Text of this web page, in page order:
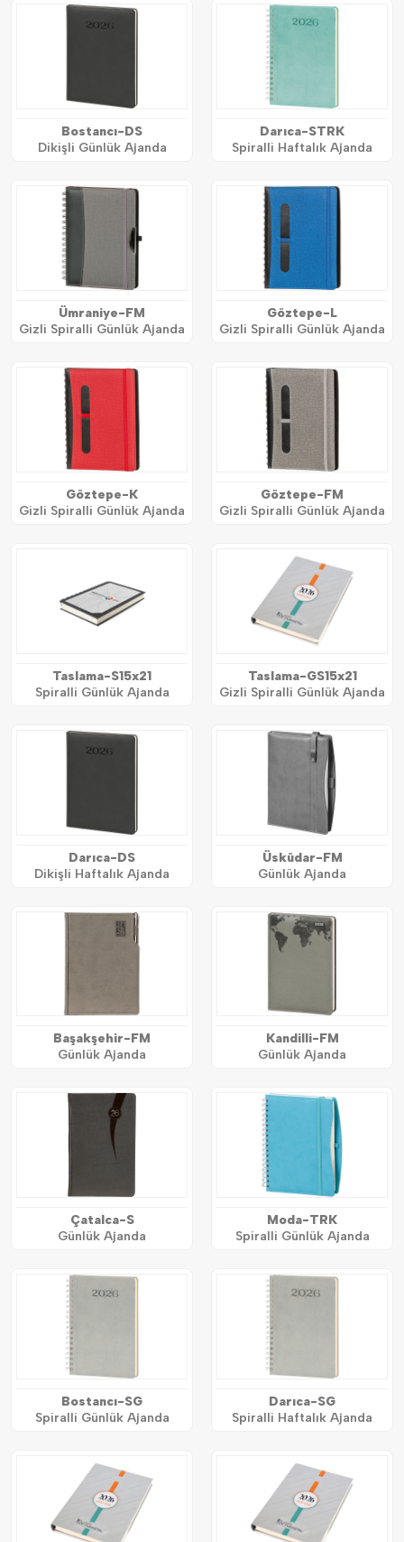
Bostancı-DS
Dikişli Günlük Ajanda
Darıca-STRK
Spiralli Haftalık Ajanda
Ümraniye-FM
Gizli Spiralli Günlük Ajanda
Göztepe-L
Gizli Spiralli Günlük Ajanda
Göztepe-K
Gizli Spiralli Günlük Ajanda
Göztepe-FM
Gizli Spiralli Günlük Ajanda
Taslama-S15x21
Spiralli Günlük Ajanda
Taslama-GS15x21
Gizli Spiralli Günlük Ajanda
Darıca-DS
Dikişli Haftalık Ajanda
Üsküdar-FM
Günlük Ajanda
Başakşehir-FM
Günlük Ajanda
Kandilli-FM
Günlük Ajanda
Çatalca-S
Günlük Ajanda
Moda-TRK
Spiralli Günlük Ajanda
Bostancı-SG
Spiralli Günlük Ajanda
Darıca-SG
Spiralli Haftalık Ajanda